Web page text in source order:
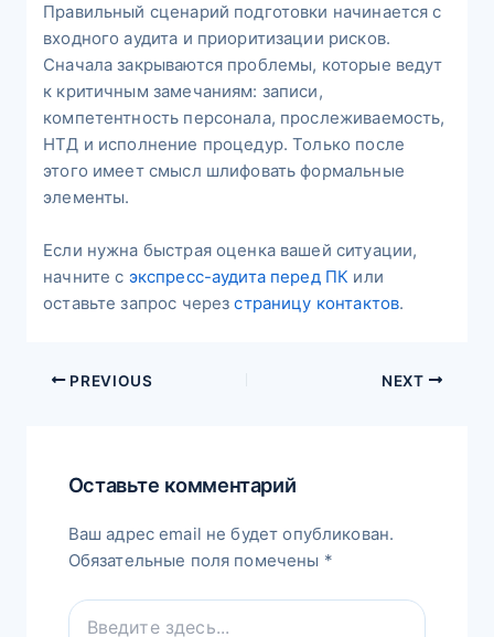
Правильный сценарий подготовки начинается с
входного аудита и приоритизации рисков.
Сначала закрываются проблемы, которые ведут
к критичным замечаниям: записи,
компетентность персонала, прослеживаемость,
НТД и исполнение процедур. Только после
этого имеет смысл шлифовать формальные
элементы.
Если нужна быстрая оценка вашей ситуации,
начните с экспресс-аудита перед ПК или
оставьте запрос черезстраницу контактов.
PREVIOUS NEXT
Оставьте комментарий
Ваш адрес email не будет опубликован.
Обязательные поля помечены *
Введите
здесь...